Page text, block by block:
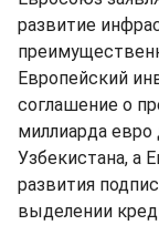
развитие
Европейский
соглашение о
миллиарда евро
Узбекистана, а
развития
выделении